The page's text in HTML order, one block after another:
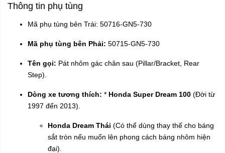
Thông tin phụ tùng
Mã phụ tùng bên Trái: 50716-GN5-730
Mã phụ tùng bên Phải: 50715-GN5-730
Tên gọi: Pát nhôm gác chân sau (Pillar/Bracket, Rear
Step).
Dòng xe tương thích: * Honda Super Dream 100 (Đời từ
1997 đến 2013).
Honda Dream Thái (Có thể dùng thay thế cho báng
sắt tròn nếu muốn lên phong cách báng nhôm hiện
đại).